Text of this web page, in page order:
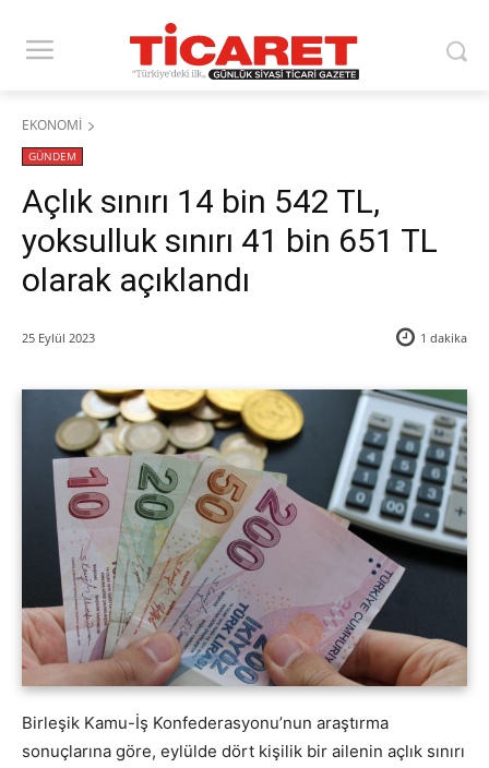
EKONOMİ
GÜNDEM
Açlık sınırı 14 bin 542 TL,
yoksulluk sınırı 41 bin 651 TL
olarak açıklandı
25 Eylül 2023 1 dakika
Birleşik Kamu-İş Konfederasyonu’nun araştırma
sonuçlarına göre, eylülde dört kişilik bir ailenin açlık sınırı